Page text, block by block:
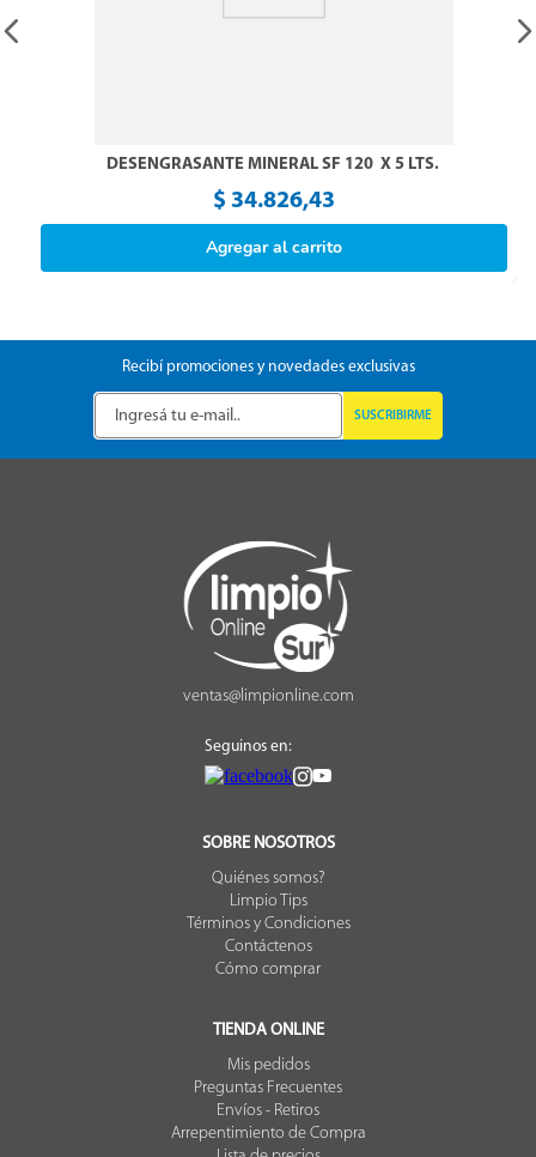
DESENGRASANTE MINERAL SF 120  X 5 LTS.
$ 34.826,43
Agregar al carrito
Recibí promociones y novedades exclusivas
SUSCRIBIRME
ventas@limpionline.com
Seguinos en:
SOBRE NOSOTROS
Quiénes somos?
Limpio Tips
Términos y Condiciones
Contáctenos
Cómo comprar
TIENDA ONLINE
Mis pedidos
Preguntas Frecuentes
Envíos - Retiros
Arrepentimiento de Compra